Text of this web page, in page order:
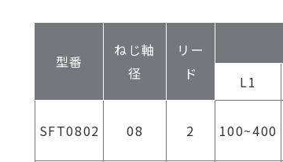
型番
ねじ軸
径
リー
ド
L1
SFT0802 08 2 100~400